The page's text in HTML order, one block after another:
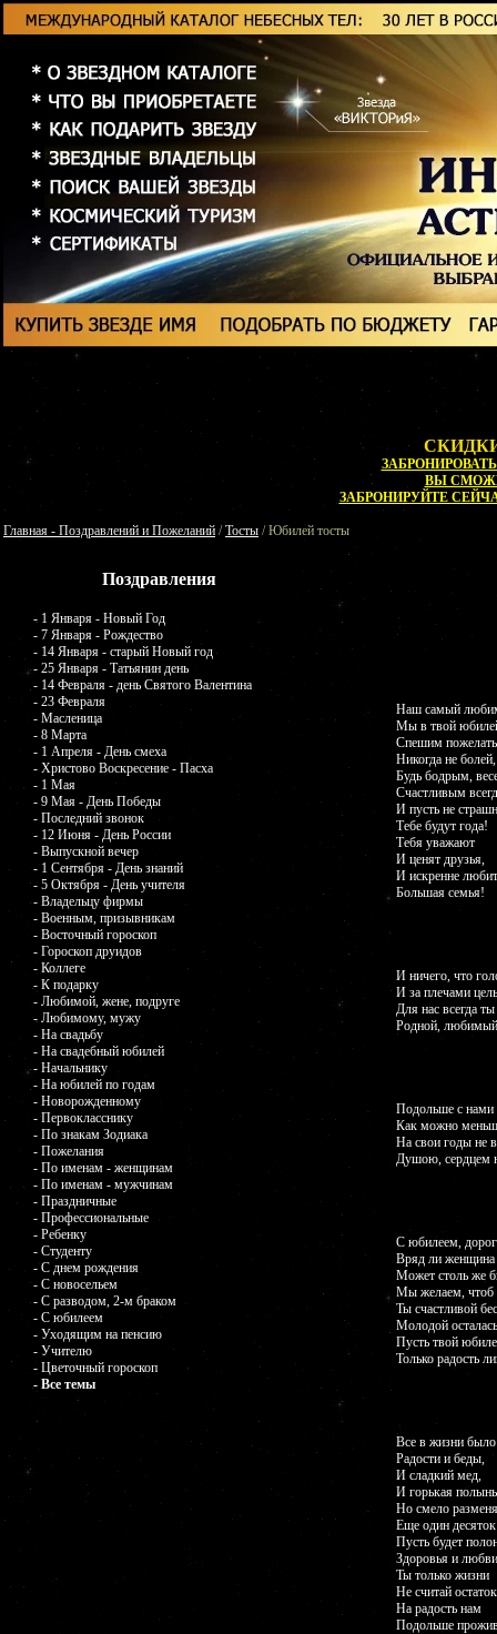
ВЫ
ЗАБРОНИРУЙТЕ
Главная - Поздравлений и Пожеланий /Тосты / Юбилей тосты
Поздравления
- 1 Января - Новый Год
- 7 Января - Рождество
- 14 Января - старый Новый год
- 25 Января - Татьянин день
- 14 Февраля - день Святого Валентина
- 23 Февраля
- Масленица
- 8 Марта
- 1 Апреля - День смеха
- Христово Воскресение - Пасха
- 1 Мая
- 9 Мая - День Победы
- Последний звонок
- 12 Июня - День России
- Выпускной вечер
- 1 Сентября - День знаний
- 5 Октября - День учителя
- Владельцу фирмы
- Военным, призывникам
- Восточный гороскоп
- Гороскоп друидов
- Коллеге
- К подарку
- Любимой, жене, подруге
- Любимому, мужу
- На свадьбу
- На свадебный юбилей
- Начальнику
- На юбилей по годам
- Новорожденному
- Первокласснику
- По знакам Зодиака
- Пожелания
- По именам - женщинам
- По именам - мужчинам
- Праздничные
- Профессиональные
- Ребенку
- Студенту
- С днем рождения
- С новосельем
- С разводом, 2-м браком
- С юбилеем
- Уходящим на пенсию
- Учителю
- Цветочный гороскоп
- Все темы
Наш самый
Мы в твой
Спешим
Никогда не болей,
Будь бодрым,
Счастливым
И пусть не
Тебе будут года!
Тебя уважают
И ценят друзья,
И искренне любит
Большая семья!
И ничего, что
И за плечами
Для нас всегда
Родной, любимый
Подольше с нами
Как можно
На свои годы не
Душою, сердцем
С юбилеем,
Вряд ли женщина
Может столь же
Мы желаем, чтоб
Ты счастливой
Молодой
Пусть твой
Только радость
Все в жизни
Радости и беды,
И сладкий мед,
И горькая
Но смело
Еще один
Пусть будет
Здоровья и
Ты только жизни
Не считай
На радость нам
Подольше